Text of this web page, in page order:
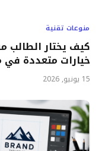
منوعات تقنية
كيف يختار الطالب
خيارات متعددة
15 يونيو, 2026